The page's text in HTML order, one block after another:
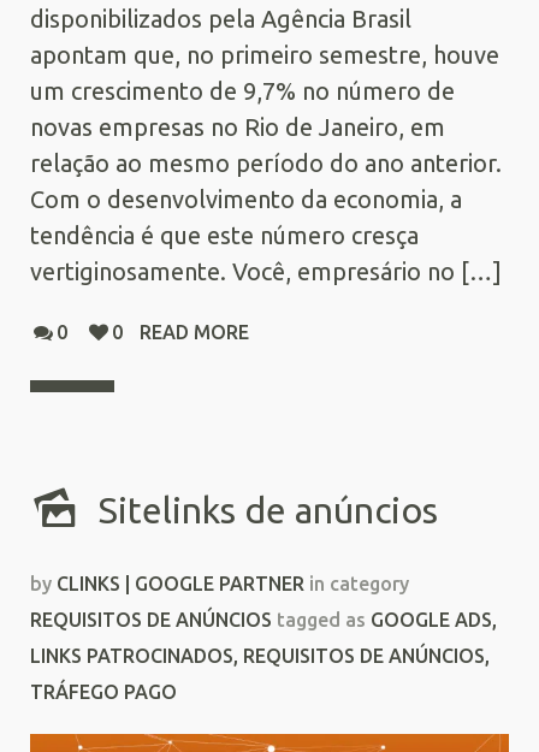
disponibilizados pela Agência Brasil
apontam que, no primeiro semestre, houve
um crescimento de 9,7% no número de
novas empresas no Rio de Janeiro, em
relação ao mesmo período do ano anterior.
Com o desenvolvimento da economia, a
tendência é que este número cresça
vertiginosamente. Você, empresário no […]
0 0 READ MORE
Sitelinks de anúncios
by CLINKS | GOOGLE PARTNER in category
REQUISITOS DE ANÚNCIOS tagged as GOOGLE ADS,
LINKS PATROCINADOS, REQUISITOS DE ANÚNCIOS,
TRÁFEGO PAGO